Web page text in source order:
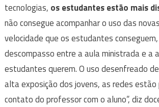
tecnologias, os estudantes estão mais
não consegue acompanhar o uso das
velocidade que os estudantes
descompasso entre a aula ministrada e a
estudantes querem. O uso desenfreado
alta exposição dos jovens, as redes estão
contato do professor com o aluno”, diz